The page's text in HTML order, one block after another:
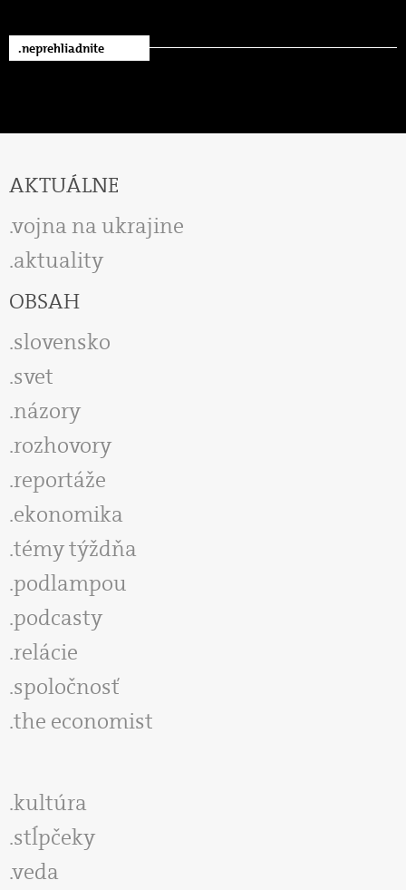
.neprehliadnite
AKTUÁLNE
vojna na ukrajine
aktuality
OBSAH
slovensko
svet
názory
rozhovory
reportáže
ekonomika
témy týždňa
podlampou
podcasty
relácie
spoločnosť
the economist
kultúra
stĺpčeky
veda